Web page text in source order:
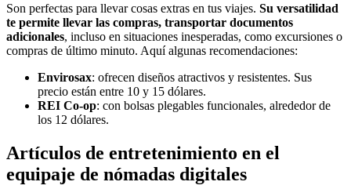
Son perfectas para llevar cosas extras en tus viajes. Su versatilidad
te permite llevar las compras, transportar documentos
adicionales, incluso en situaciones inesperadas, como excursiones o
compras de último minuto. Aquí algunas recomendaciones:
Envirosax: ofrecen diseños atractivos y resistentes. Sus
precio están entre 10 y 15 dólares.
REI Co-op: con bolsas plegables funcionales, alrededor de
los 12 dólares.
Artículos de entretenimiento en el
equipaje de nómadas digitales